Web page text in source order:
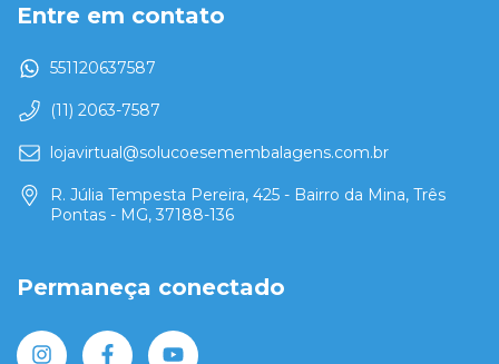
Entre em contato
551120637587
(11) 2063-7587
lojavirtual@solucoesemembalagens.com.br
R. Júlia Tempesta Pereira, 425 - Bairro da Mina, Três
Pontas - MG, 37188-136
Permaneça conectado